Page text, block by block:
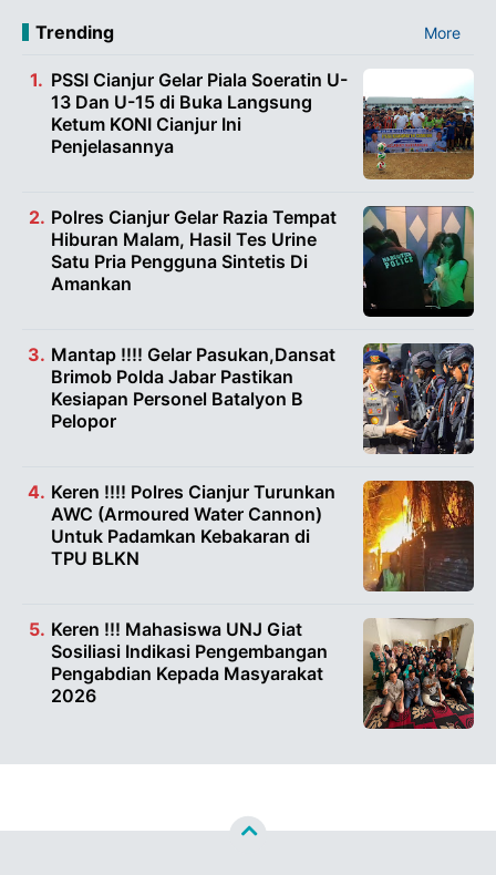
Trending More
PSSI Cianjur Gelar Piala Soeratin U-
13 Dan U-15 di Buka Langsung
Ketum KONI Cianjur Ini
Penjelasannya
Polres Cianjur Gelar Razia Tempat
Hiburan Malam, Hasil Tes Urine
Satu Pria Pengguna Sintetis Di
Amankan
Mantap !!!! Gelar Pasukan,Dansat
Brimob Polda Jabar Pastikan
Kesiapan Personel Batalyon B
Pelopor
Keren !!!! Polres Cianjur Turunkan
AWC (Armoured Water Cannon)
Untuk Padamkan Kebakaran di
TPU BLKN
Keren !!! Mahasiswa UNJ Giat
Sosiliasi Indikasi Pengembangan
Pengabdian Kepada Masyarakat
2026